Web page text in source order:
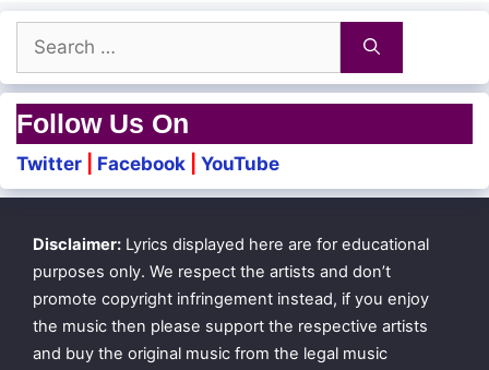
Maaran Undhan Pakkam Varu Naalil
Avan Maaril Unnai Soodi Kolvaane! Hoo…
Mela Thaalam Kotta Avan Varuvan Aadi
Pallakile Thooki Valam Varuvan Sutri
Indha Mannil Ezhil Menagai Neeyamma
Manam Vendi Nirkum Varamum Neeyamma
Search
for:
Follow Us On
Twitter Facebook YouTube
Disclaimer: Lyrics displayed here are for educational
purposes only. We respect the artists and don’t
promote copyright infringement instead, if you enjoy
the music then please support the respective artists
and buy the original music from the legal music